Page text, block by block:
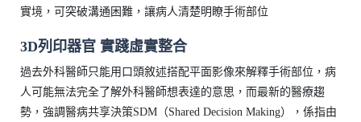
實境，可突破溝通困難，讓病人清楚明瞭手術部位
3D列印器官 實踐虛實整合
過去外科醫師只能用口頭敘述搭配平面影像來解釋手術部位，病
人可能無法完全了解外科醫師想表達的意思，而最新的醫療趨
勢，強調醫病共享決策SDM（Shared Decision Making），係指由